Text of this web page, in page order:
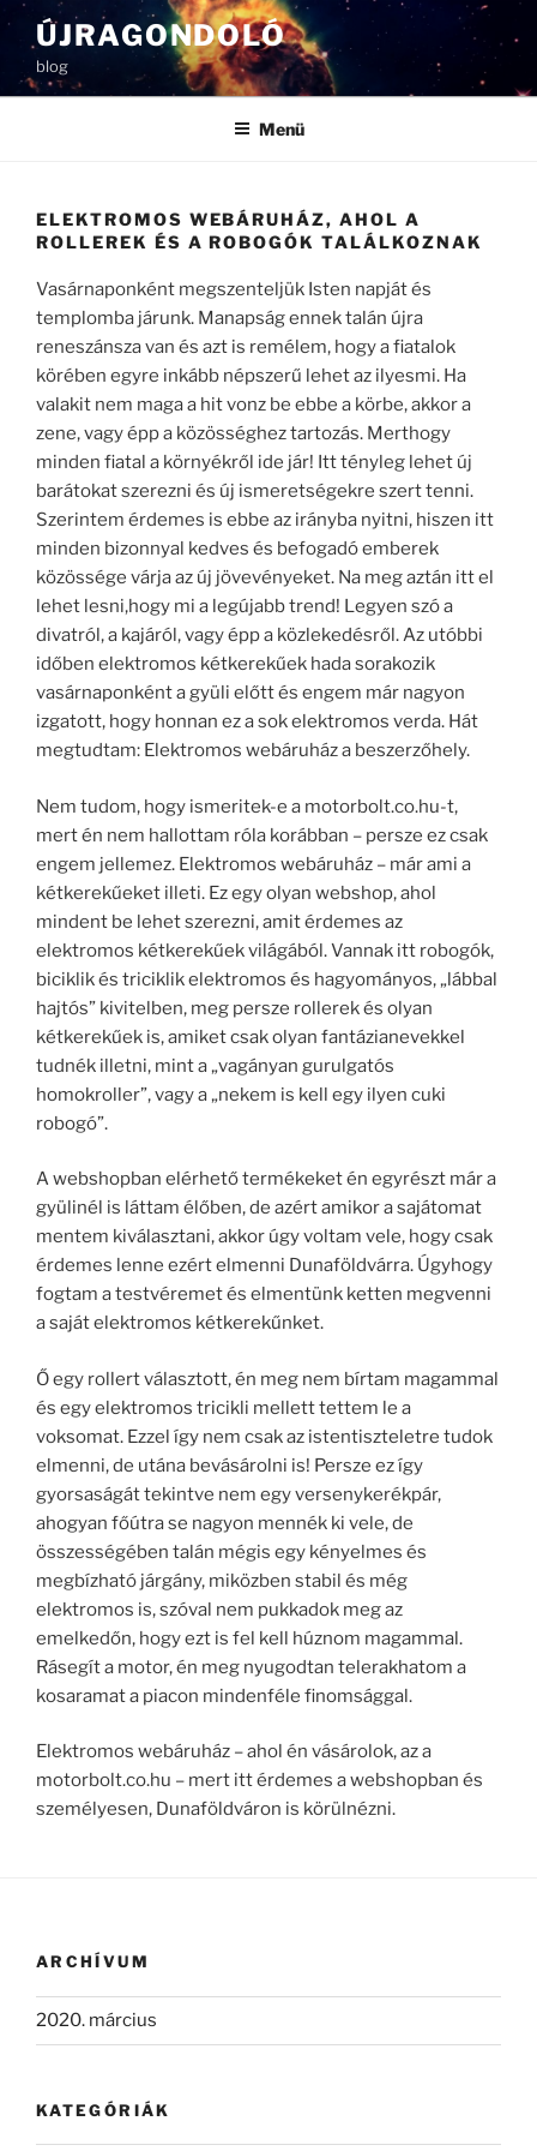
Tartalomhoz
ÚJRAGONDOLÓ
blog
Menü
ELEKTROMOS WEBÁRUHÁZ, AHOL A
ROLLEREK ÉS A ROBOGÓK TALÁLKOZNAK
Vasárnaponként megszenteljük Isten napját és
templomba járunk. Manapság ennek talán újra
reneszánsza van és azt is remélem, hogy a fiatalok
körében egyre inkább népszerű lehet az ilyesmi. Ha
valakit nem maga a hit vonz be ebbe a körbe, akkor a
zene, vagy épp a közösséghez tartozás. Merthogy
minden fiatal a környékről ide jár! Itt tényleg lehet új
barátokat szerezni és új ismeretségekre szert tenni.
Szerintem érdemes is ebbe az irányba nyitni, hiszen itt
minden bizonnyal kedves és befogadó emberek
közössége várja az új jövevényeket. Na meg aztán itt el
lehet lesni,hogy mi a legújabb trend! Legyen szó a
divatról, a kajáról, vagy épp a közlekedésről. Az utóbbi
időben elektromos kétkerekűek hada sorakozik
vasárnaponként a gyüli előtt és engem már nagyon
izgatott, hogy honnan ez a sok elektromos verda. Hát
megtudtam: Elektromos webáruház a beszerzőhely.
Nem tudom, hogy ismeritek-e a motorbolt.co.hu-t,
mert én nem hallottam róla korábban – persze ez csak
engem jellemez. Elektromos webáruház – már ami a
kétkerekűeket illeti. Ez egy olyan webshop, ahol
mindent be lehet szerezni, amit érdemes az
elektromos kétkerekűek világából. Vannak itt robogók,
biciklik és triciklik elektromos és hagyományos, „lábbal
hajtós” kivitelben, meg persze rollerek és olyan
kétkerekűek is, amiket csak olyan fantázianevekkel
tudnék illetni, mint a „vagányan gurulgatós
homokroller”, vagy a „nekem is kell egy ilyen cuki
robogó”.
A webshopban elérhető termékeket én egyrészt már a
gyülinél is láttam élőben, de azért amikor a sajátomat
mentem kiválasztani, akkor úgy voltam vele, hogy csak
érdemes lenne ezért elmenni Dunaföldvárra. Úgyhogy
fogtam a testvéremet és elmentünk ketten megvenni
a saját elektromos kétkerekűnket.
Ő egy rollert választott, én meg nem bírtam magammal
és egy elektromos tricikli mellett tettem le a
voksomat. Ezzel így nem csak az istentiszteletre tudok
elmenni, de utána bevásárolni is! Persze ez így
gyorsaságát tekintve nem egy versenykerékpár,
ahogyan főútra se nagyon mennék ki vele, de
összességében talán mégis egy kényelmes és
megbízható járgány, miközben stabil és még
elektromos is, szóval nem pukkadok meg az
emelkedőn, hogy ezt is fel kell húznom magammal.
Rásegít a motor, én meg nyugodtan telerakhatom a
kosaramat a piacon mindenféle finomsággal.
Elektromos webáruház – ahol én vásárolok, az a
motorbolt.co.hu – mert itt érdemes a webshopban és
személyesen, Dunaföldváron is körülnézni.
ARCHÍVUM
2020. március
KATEGÓRIÁK